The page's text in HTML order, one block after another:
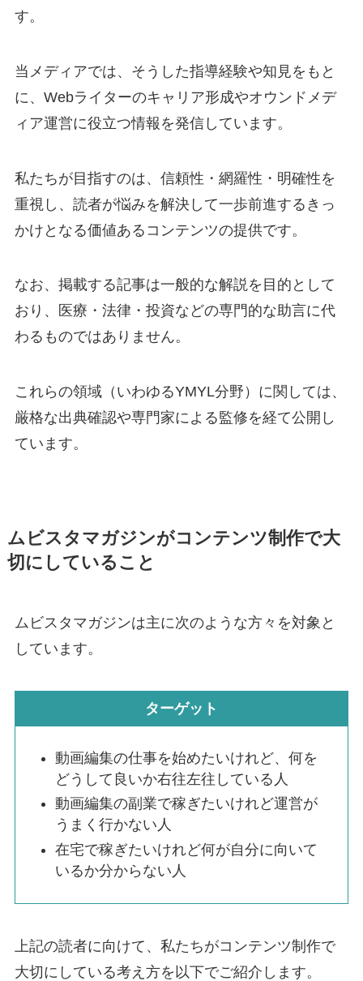
す。
当メディアでは、そうした指導経験や知見をもと
に、Webライターのキャリア形成やオウンドメデ
ィア運営に役立つ情報を発信しています。
私たちが目指すのは、信頼性・網羅性・明確性を
重視し、読者が悩みを解決して一歩前進するきっ
かけとなる価値あるコンテンツの提供です。
なお、掲載する記事は一般的な解説を目的として
おり、医療・法律・投資などの専門的な助言に代
わるものではありません。
これらの領域（いわゆるYMYL分野）に関しては、
厳格な出典確認や専門家による監修を経て公開し
ています。
ムビスタマガジンがコンテンツ制作で大
切にしていること
ムビスタマガジンは主に次のような方々を対象と
しています。
ターゲット
動画編集の仕事を始めたいけれど、何を
どうして良いか右往左往している人
動画編集の副業で稼ぎたいけれど運営が
うまく行かない人
在宅で稼ぎたいけれど何が自分に向いて
いるか分からない人
上記の読者に向けて、私たちがコンテンツ制作で
大切にしている考え方を以下でご紹介します。